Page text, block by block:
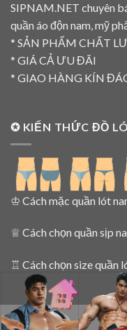
SIPNAM.NET chuyên
quần áo độn nam, mỹ
* SẢN PHẨM CHẤT
* GIÁ CẢ ƯU ĐÃI
* GIAO HÀNG KÍN
✪ KIẾN THỨC ĐỒ
♔ Cách mặc quần lót
♕ Cách chọn quần sịp
♖ Cách chọn size quần